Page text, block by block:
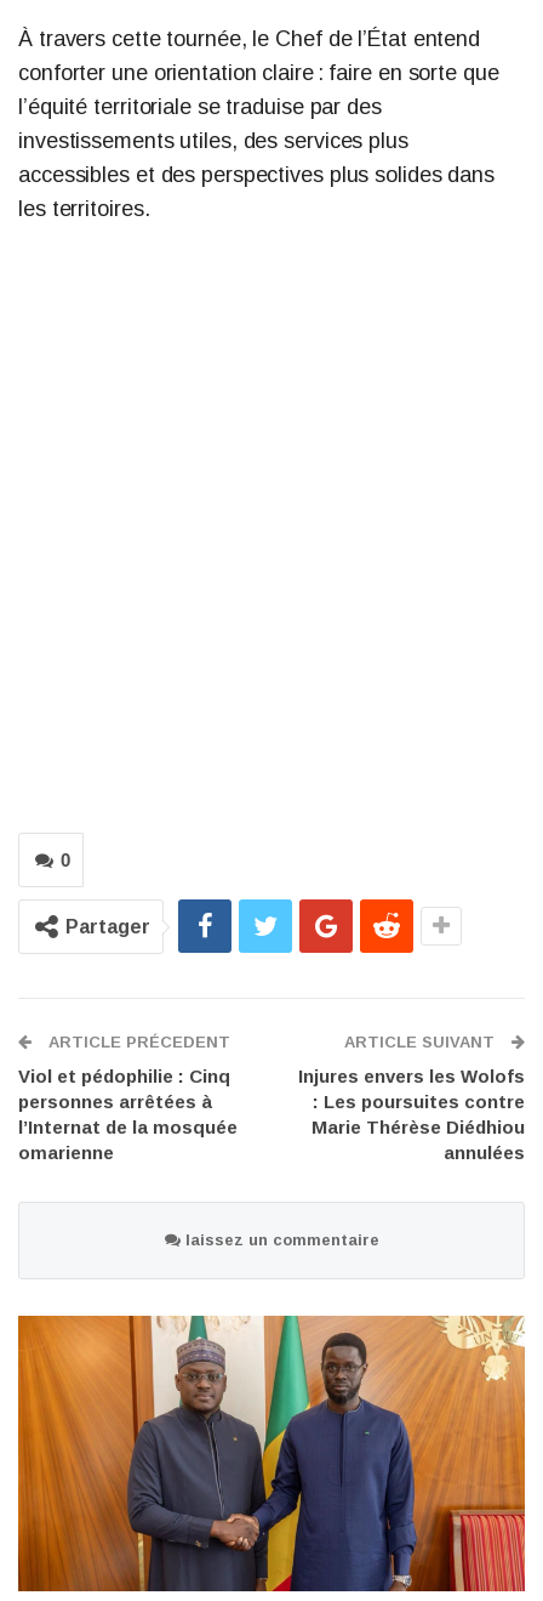
À travers cette tournée, le Chef de l’État entend
conforter une orientation claire : faire en sorte que
l’équité territoriale se traduise par des
investissements utiles, des services plus
accessibles et des perspectives plus solides dans
les territoires.
0
Partager
ARTICLE PRÉCEDENT
Viol et pédophilie : Cinq
personnes arrêtées à
l’Internat de la mosquée
omarienne
ARTICLE SUIVANT
Injures envers les Wolofs
: Les poursuites contre
Marie Thérèse Diédhiou
annulées
laissez un commentaire